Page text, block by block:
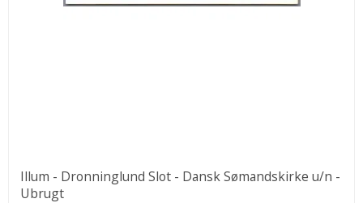
Illum - Dronninglund Slot - Dansk Sømandskirke u/n -
Ubrugt